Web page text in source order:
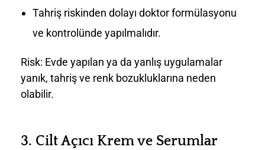
Tahriş riskinden dolayı doktor formülasyonu
ve kontrolünde yapılmalıdır.
Risk: Evde yapılan ya da yanlış uygulamalar
yanık, tahriş ve renk bozukluklarına neden
olabilir.
3. Cilt Açıcı Krem ve Serumlar